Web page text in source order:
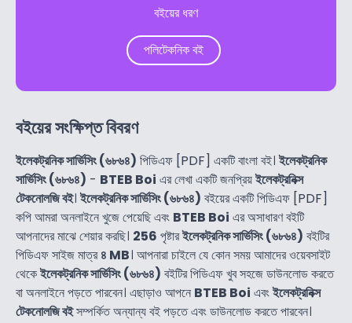
বইয়ের ধরণ
পলিটেকনিক বই
বইয়ের সংক্ষিপ্ত বিবরণ
ইলেকট্রনিক সার্ভিসিং (৬৮৬৪) পিডিএফ [PDF] একটি বাংলা বই। ইলেকট্রনিক
সার্ভিসিং (৬৮৬৪) - BTEB Boi এর লেখা একটি জনপ্রিয়ইলেকট্রনিক্স
টেকনোলজি বই। ইলেকট্রনিক সার্ভিসিং (৬৮৬৪) বইয়ের একটি পিডিএফ [PDF]
কপি আমরা অনলাইনে খুজে পেয়েছি এবং BTEB Boi এর অসাধারণ বইটি
আপনাদের মাঝে শেয়ার করছি। 256 পৃষ্টারইলেকট্রনিক সার্ভিসিং (৬৮৬৪) বইটির
পিডিএফ সাইজ মাত্র৪ MB। আপনারা চাইলে যে কোন সময় আমাদের ওয়েবসাইট
থেকেইলেকট্রনিক সার্ভিসিং (৬৮৬৪) বইটির পিডিএফ খুব সহজে ডাউনলোড করতে
বা অনলাইনে পড়তে পারবেন। এছাড়াও আপনে BTEB Boi এবংইলেকট্রনিক্স
টেকনোলজি বইসম্পর্কিত অন্যান্য বই পড়তে এবং ডাউনলোড করতে পারবেন।